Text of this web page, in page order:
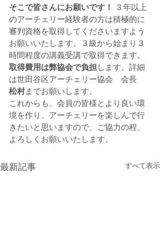
そこで皆さんにお願いです！
３年以上
のアーチェリー経験者の方は積極的に
審判資格を取得してくださいますよう
お願いいたします。３級から始まり３
時間程度の講義受講で取得できます。
取得費用は弊協会で負担 します。詳細
は世田谷区アーチェリー協会　会長
松村までお願いします。
これからも、会員の皆様とより良い環
境を作り、アーチェリーを楽しんで行
きたいと思いますので、ご協力の程、
よろしくお願いいたします。
最新記事 すべて表示